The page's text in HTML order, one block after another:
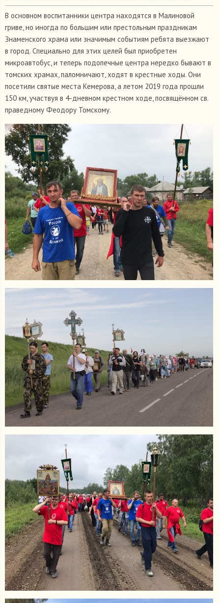
В основном воспитанники центра находятся в Малиновой
гриве, но иногда по большим или престольным праздникам
Знаменского храма или значимым событиям ребята выезжают
в город. Специально для этих целей был приобретен
микроавтобус, и теперь подопечные центра нередко бывают в
томских храмах, паломничают, ходят в крестные ходы. Они
посетили святые места Кемерова, а летом 2019 года прошли
150 км, участвуя в 4-дневном крестном ходе, посвящённом св.
праведному Феодору Томскому.